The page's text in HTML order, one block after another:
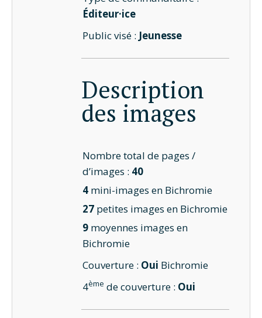
Éditeur·ice
Public visé : Jeunesse
Description
des images
Nombre total de pages /
d’images : 40
4 mini-images en Bichromie
27 petites images en Bichromie
9 moyennes images en
Bichromie
Couverture : Oui Bichromie
4ème de couverture : Oui